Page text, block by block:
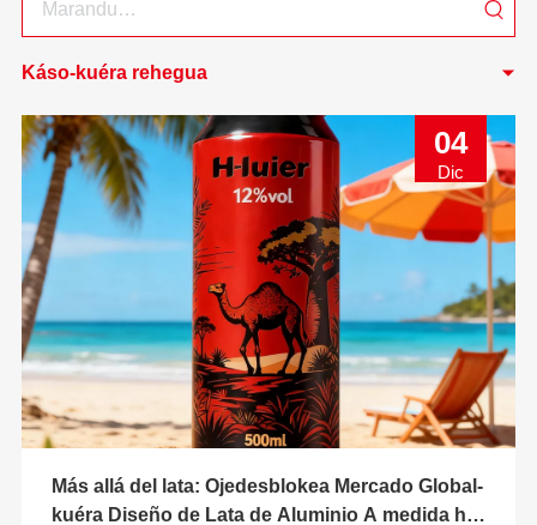
Káso-kuéra rehegua
04
Dic
Más allá del lata: Ojedesblokea Mercado Global-
kuéra Diseño de Lata de Aluminio A medida ha